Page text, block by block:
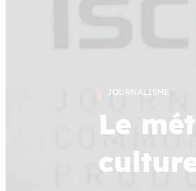
JOURNALISME
Le